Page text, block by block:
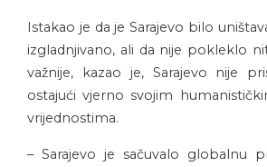
Istakao je da je Sarajevo bilo
izgladnjivano, ali da nije pokleklo
važnije, kazao je, Sarajevo nije
ostajući vjerno svojim
vrijednostima.
– Sarajevo je sačuvalo globalnu